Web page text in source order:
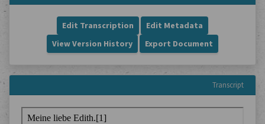
Edit Transcription
Edit Metadata
View Version History
Export Document
Transcript